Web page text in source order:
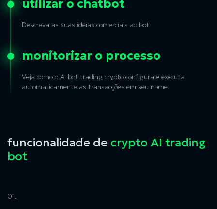
utilizar o chatbot
Descreva as suas ideias comerciais ao bot.
monitorizar o processo
Veja como o AI bot trading crypto configura e executa
automaticamente as transacções em seu nome.
funcionalidade de crypto AI trading
bot
01.